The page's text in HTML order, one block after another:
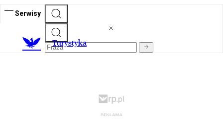
Serwisy
Turystyka